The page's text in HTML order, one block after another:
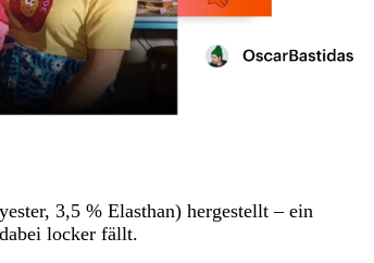
3,5 % Elasthan) hergestellt – ein
locker fällt.